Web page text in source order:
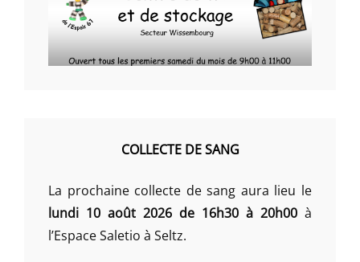
COLLECTE DE SANG
La prochaine collecte de sang aura lieu le
lundi 10 août 2026 de 16h30 à 20h00 à
l’Espace Saletio à Seltz.